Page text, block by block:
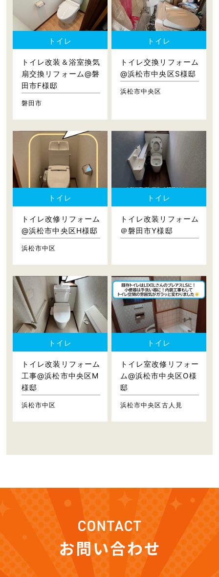
トイレ
トイレ改装＆浴室換気
扇交換リフォーム@磐
田市F様邸
磐田市
トイレ
トイレ交換リフォーム
@浜松市中央区S様邸
浜松市中央区
トイレ
トイレ改修リフォーム
@浜松市中央区H様邸
浜松市中区
トイレ
トイレ改装リフォーム
＠磐田市Y様邸
トイレ
トイレ改装リフォーム
工事@浜松市中央区M
様邸
浜松市中区
トイレ
トイレ室改修リフォー
ム@浜松市中央区O様
邸
浜松市中央区古人見